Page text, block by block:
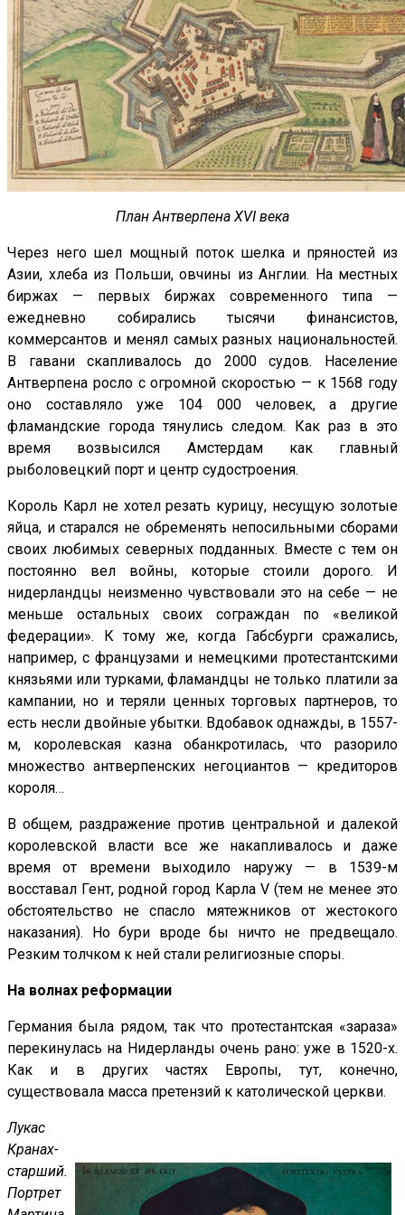
План Антверпена XVI века
Через него шел мощный поток шелка и пряностей из
Азии, хлеба из Польши, овчины из Англии. На местных
биржах — первых биржах современного типа —
ежедневно собирались тысячи финансистов,
коммерсантов и менял самых разных национальностей.
В гавани скапливалось до 2000 судов. Население
Антверпена росло с огромной скоростью — к 1568 году
оно составляло уже 104 000 человек, а другие
фламандские города тянулись следом. Как раз в это
время возвысился Амстердам как главный
рыболовецкий порт и центр судостроения.
Король Карл не хотел резать курицу, несущую золотые
яйца, и старался не обременять непосильными сборами
своих любимых северных подданных. Вместе с тем он
постоянно вел войны, которые стоили дорого. И
нидерландцы неизменно чувствовали это на себе — не
меньше остальных своих сограждан по «великой
федерации». К тому же, когда Габсбурги сражались,
например, с французами и немецкими протестантскими
князьями или турками, фламандцы не только платили за
кампании, но и теряли ценных торговых партнеров, то
есть несли двойные убытки. Вдобавок однажды, в 1557-
м, королевская казна обанкротилась, что разорило
множество антверпенских негоциантов — кредиторов
короля…
В общем, раздражение против центральной и далекой
королевской власти все же накапливалось и даже
время от времени выходило наружу — в 1539-м
восставал Гент, родной город Карла V (тем не менее это
обстоятельство не спасло мятежников от жестокого
наказания). Но бури вроде бы ничто не предвещало.
Резким толчком к ней стали религиозные споры.
На волнах реформации
Германия была рядом, так что протестантская «зараза»
перекинулась на Нидерланды очень рано: уже в 1520-х.
Как и в других частях Европы, тут, конечно,
существовала масса претензий к католической церкви.
Лукас
Кранах-
старший.
Портрет